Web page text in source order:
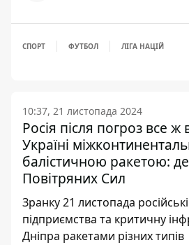
СПОРТ ФУТБОЛ ЛІГА НАЦІЙ
10:37, 21 листопада 2024
Росія після погроз все
Україні
балістичною ракетою:
Повітряних Сил
Зранку 21 листопада
підприємства та критичну
Дніпра ракетами різних типів